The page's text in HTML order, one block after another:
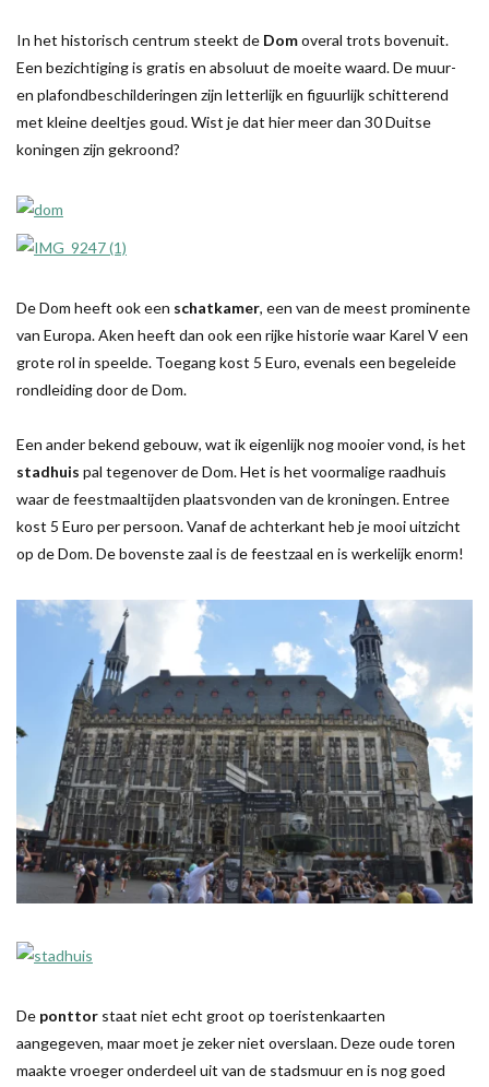
In het historisch centrum steekt de Domoveral trots bovenuit.
Een bezichtiging is gratis en absoluut de moeite waard. De muur-
en plafondbeschilderingen zijn letterlijk en figuurlijk schitterend
met kleine deeltjes goud. Wist je dat hier meer dan 30 Duitse
koningen zijn gekroond?
De Dom heeft ook een schatkamer, een van de meest prominente
van Europa. Aken heeft dan ook een rijke historie waar Karel V een
grote rol in speelde. Toegang kost 5 Euro, evenals een begeleide
rondleiding door de Dom.
Een ander bekend gebouw, wat ik eigenlijk nog mooier vond, is het
stadhuis pal tegenover de Dom. Het is het voormalige raadhuis
waar de feestmaaltijden plaatsvonden van de kroningen. Entree
kost 5 Euro per persoon. Vanaf de achterkant heb je mooi uitzicht
op de Dom. De bovenste zaal is de feestzaal en is werkelijk enorm!
De ponttor staat niet echt groot op toeristenkaarten
aangegeven, maar moet je zeker niet overslaan. Deze oude toren
maakte vroeger onderdeel uit van de stadsmuur en is nog goed